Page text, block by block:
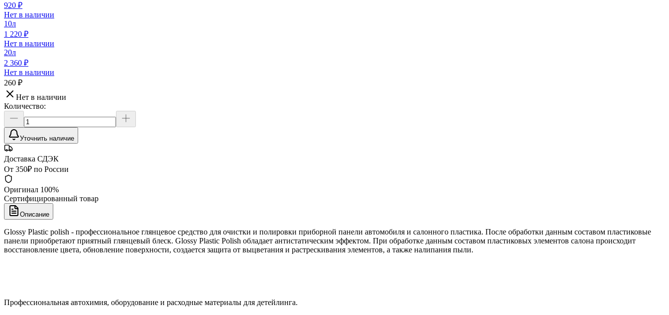
920 ₽
Нет в наличии
10л
1 220 ₽
Нет в наличии
20л
2 360 ₽
Нет в наличии
260 ₽
Нет в наличии
Количество:
Уточнить наличие
Доставка СДЭК
От 350₽ по России
Оригинал 100%
Сертифицированный товар
Описание
Glossy Plastic polish - профессиональное глянцевое средство для очистки и полировки приборной панели автомобиля и салонного пластика. После обработки данным составом пластиковые
панели приобретают приятный глянцевый блеск. Glossy Plastic Polish обладает антистатическим эффектом. При обработке данным составом пластиковых элементов салона происходит
восстановление цвета, обновление поверхности, создается защита от выцветания и растрескивания элементов, а также налипания пыли.
Профессиональная автохимия, оборудование и расходные материалы для детейлинга.